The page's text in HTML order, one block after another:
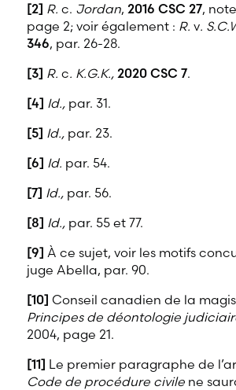
[2] R. c. Jordan, 2016 CSC 27,
page 2; voir également : R. v.
346, par. 26-28.
[3] R. c. K.G.K., 2020 CSC 7.
[4] Id., par. 31.
[5] Id., par. 23.
[6] Id. par. 54.
[7] Id., par. 56.
[8] Id., par. 55 et 77.
[9] À ce sujet, voir les motifs
juge Abella, par. 90.
[10] Conseil canadien de la
Principes de déontologie
2004, page 21.
[11] Le premier paragraphe de
Code de procédure civilene